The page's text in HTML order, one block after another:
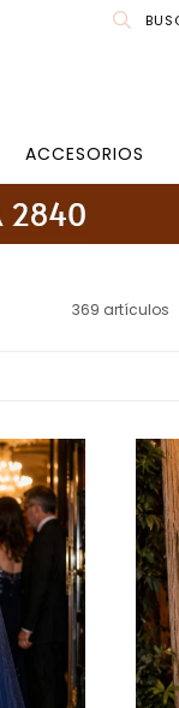
ACCESORIOS
369 artículos